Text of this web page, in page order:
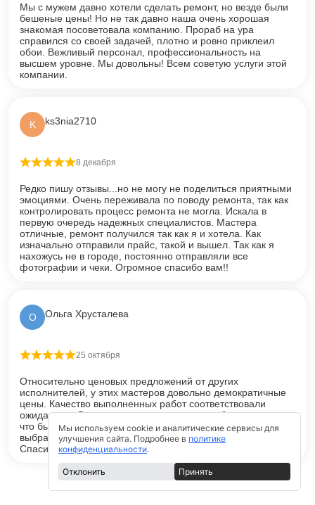
Мы с мужем давно хотели сделать ремонт, но везде были
бешеные цены! Но не так давно наша очень хорошая
знакомая посоветовала компанию. Прораб на ура
справился со своей задачей, плотно и ровно приклеил
обои. Вежливый персонал, профессиональность на
высшем уровне. Мы довольны! Всем советую услуги этой
компании.
K ks3nia2710
Оценка5из 5
8 декабря
Редко пишу отзывы...но не могу не поделиться приятными
эмоциями. Очень переживала по поводу ремонта, так как
контролировать процесс ремонта не могла. Искала в
первую очередь надежных специалистов. Мастера
отличные, ремонт получился так как я и хотела. Как
изначально отправили прайс, такой и вышел. Так как я
нахожусь не в городе, постоянно отправляли все
фотографии и чеки. Огромное спасибо вам!!
О Ольга Хрусталева
Оценка5из 5
25 октября
Относительно ценовых предложений от других
исполнителей, у этих мастеров довольно демократичные
цены. Качество выполненных работ соответствовали
ожиданиям. В договоре учтены интересы обоих сторон,
что было одним из основных факторов принятия решения
выбрать именно этого ремонт в качестве исполнителя.
Спасибо, за проделанную работу.
Мы используем cookie и аналитические сервисы для
улучшения сайта. Подробнее в политике
конфиденциальности.
Отклонить Принять